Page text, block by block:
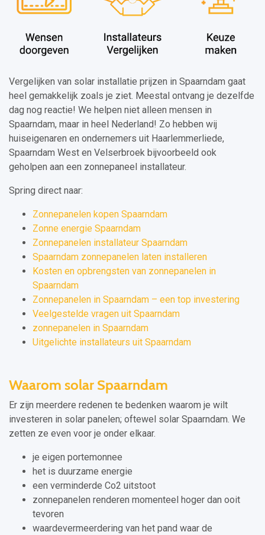
Vergelijken van solar installatie prijzen in Spaarndam gaat
heel gemakkelijk zoals je ziet. Meestal ontvang je dezelfde
dag nog reactie! We helpen niet alleen mensen in
Spaarndam, maar in heel Nederland! Zo hebben wij
huiseigenaren en ondernemers uit Haarlemmerliede,
Spaarndam West en Velserbroek bijvoorbeeld ook
geholpen aan een zonnepaneel installateur.
Spring direct naar:
Zonnepanelen kopen Spaarndam
Zonne energie Spaarndam
Zonnepanelen installateur Spaarndam
Spaarndam zonnepanelen laten installeren
Kosten en opbrengsten van zonnepanelen in
Spaarndam
Zonnepanelen in Spaarndam – een top investering
Veelgestelde vragen uit Spaarndam
zonnepanelen in Spaarndam
Uitgelichte installateurs uit Spaarndam
Waarom solar Spaarndam
Er zijn meerdere redenen te bedenken waarom je wilt
investeren in solar panelen; oftewel solar Spaarndam. We
zetten ze even voor je onder elkaar.
je eigen portemonnee
het is duurzame energie
een verminderde Co2 uitstoot
zonnepanelen renderen momenteel hoger dan ooit
tevoren
waardevermeerdering van het pand waar de